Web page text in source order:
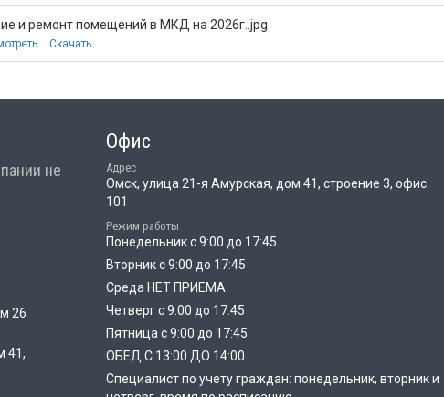
и ремонт помещений в МКД на 2026г..jpg
Скачать
не
26
41,
Офис
Адрес
Омск, улица 21-я Амурская, дом 41, строение 3, офис
101
Режим работы
Понедельник с 9:00 до 17:45
Вторник с 9:00 до 17:45
Среда НЕТ ПРИЕМА
Четверг с 9:00 до 17:45
Пятница с 9:00 до 17:45
ОБЕД С 13:00 ДО 14:00
Специалист по учету граждан: понедельник, вторник и